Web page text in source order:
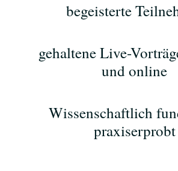
begeisterte
gehaltene Live-
und online
Wissenschaftlich
praxiserprobt